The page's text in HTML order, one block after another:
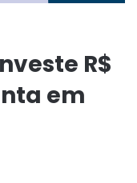
R$
em